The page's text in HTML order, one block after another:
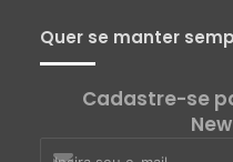
Quer se manter
Cadastre-se